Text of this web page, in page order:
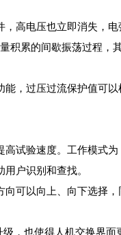
高电压也立即消失，
累的间歇振荡过程，
，过压过流保护值可
试验速度。工作模式
户识别和查找。
可以向上、向下选择
，也使得人机交换界面